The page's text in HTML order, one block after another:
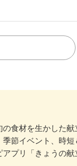
食材を生かした
節イベント、時
プリ「きょうの